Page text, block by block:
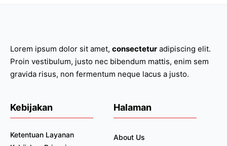
Lorem ipsum dolor sit amet, consectetur adipiscing elit.
Proin vestibulum, justo nec bibendum mattis, enim sem
gravida risus, non fermentum neque lacus a justo.
Kebijakan
Ketentuan Layanan
Halaman
About Us